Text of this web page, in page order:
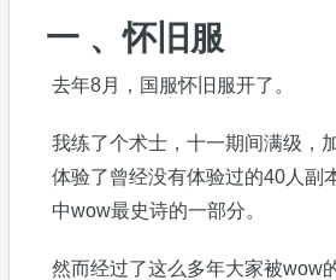
一 、怀旧服
去年8月，国服怀旧服开了。
我练了个术士，十一期间满级，
体验了曾经没有体验过的40人副
中wow最史诗的一部分。
然而经过了这么多年大家被wow